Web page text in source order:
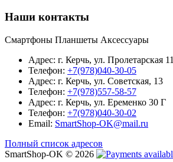
Наши контакты
Смартфоны Планшеты Аксессуары
Адрес: г. Керчь, ул. Пролетарская 11
Телефон: +7(978)040-30-05
Адрес: г. Керчь, ул. Советская, 13
Телефон: +7(978)557-58-57
Адрес: г. Керчь, ул. Еременко 30 Г
Телефон: +7(978)040-30-02
Email: SmartShop-OK@mail.ru
Полный список адресов
SmartShop-OK © 2026